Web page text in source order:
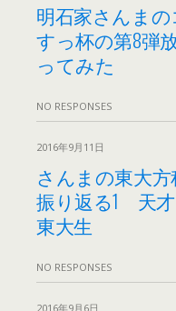
明石家さんま
すっ杯の第8弾
ってみた
NO RESPONSES
2016年9月11日
さんまの東大
振り返る1 天
東大生
NO RESPONSES
2016年9月6日